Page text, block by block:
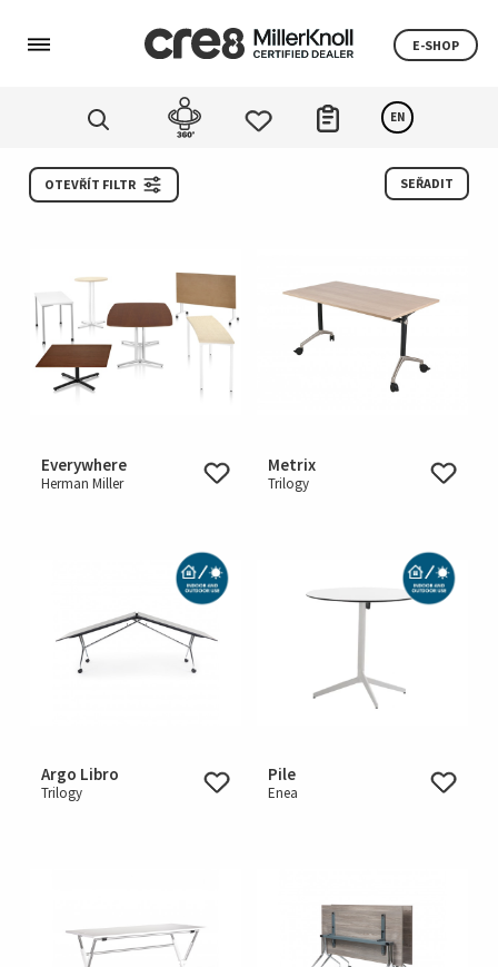
E-SHOP
EN
OTEVŘÍT FILTR SEŘADIT
Everywhere
Herman Miller
Metrix
Trilogy
Argo Libro
Trilogy
Pile
Enea